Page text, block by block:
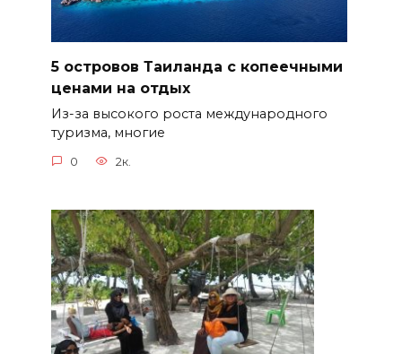
5 островов Таиланда с копеечными
ценами на отдых
Из-за высокого роста международного
туризма, многие
0 2к.